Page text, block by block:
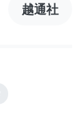
越通社